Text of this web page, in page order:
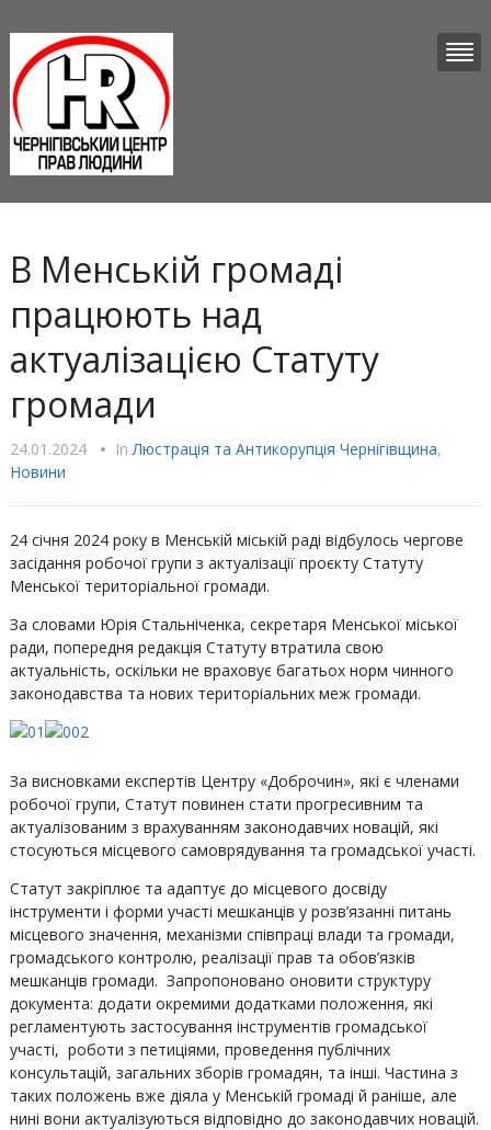
В Менській громаді
працюють над
актуалізацією Статуту
громади
24.01.2024 • InЛюстрацiя та Антикорупцiя Чернігівщина,
Новини
24 січня 2024 року в Менській міській раді відбулось чергове
засідання робочої групи з актуалізації проєкту Статуту
Менської територіальної громади.
За словами Юрія Стальніченка, секретаря Менської міської
ради, попередня редакція Статуту втратила свою
актуальність, оскільки не враховує багатьох норм чинного
законодавства та нових територіальних меж громади.
За висновками експертів Центру «Доброчин», які є членами
робочої групи, Статут повинен стати прогресивним та
актуалізованим з врахуванням законодавчих новацій, які
стосуються місцевого самоврядування та громадської участі.
Статут закріплює та адаптує до місцевого досвіду
інструменти і форми участі мешканців у розв’язанні питань
місцевого значення, механізми співпраці влади та громади,
громадського контролю, реалізації прав та обов’язків
мешканців громади. Запропоновано оновити структуру
документа: додати окремими додатками положення, які
регламентують застосування інструментів громадської
участі, роботи з петиціями, проведення публічних
консультацій, загальних зборів громадян, та інші. Частина з
таких положень вже діяла у Менській громаді й раніше, але
нині вони актуалізуються відповідно до законодавчих новацій.